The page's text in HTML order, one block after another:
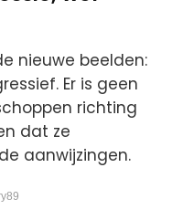
nieuwe beelden:
Er is geen
richting
dat ze
aanwijzingen.